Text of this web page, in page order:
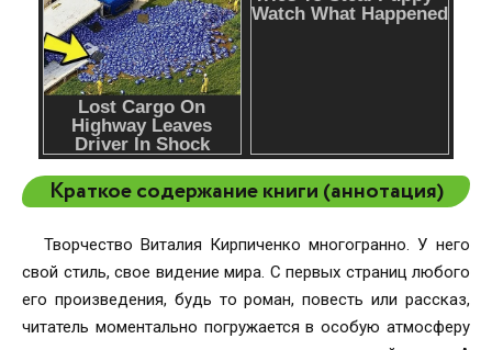
Краткое содержание книги (аннотация)
Творчество Виталия Кирпиченко многогранно. У него
свой стиль, свое видение мира. С первых страниц любого
его произведения, будь то роман, повесть или рассказ,
читатель моментально погружается в особую атмосферу